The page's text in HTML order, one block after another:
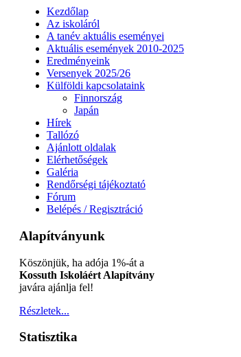
Kezdőlap
Az iskoláról
A tanév aktuális eseményei
Aktuális események 2010-2025
Eredményeink
Versenyek 2025/26
Külföldi kapcsolataink
Finnország
Japán
Hírek
Tallózó
Ajánlott oldalak
Elérhetőségek
Galéria
Rendőrségi tájékoztató
Fórum
Belépés / Regisztráció
Alapítványunk
Köszönjük, ha adója 1%-át a
Kossuth Iskoláért Alapítvány
javára ajánlja fel!
Részletek...
Statisztika